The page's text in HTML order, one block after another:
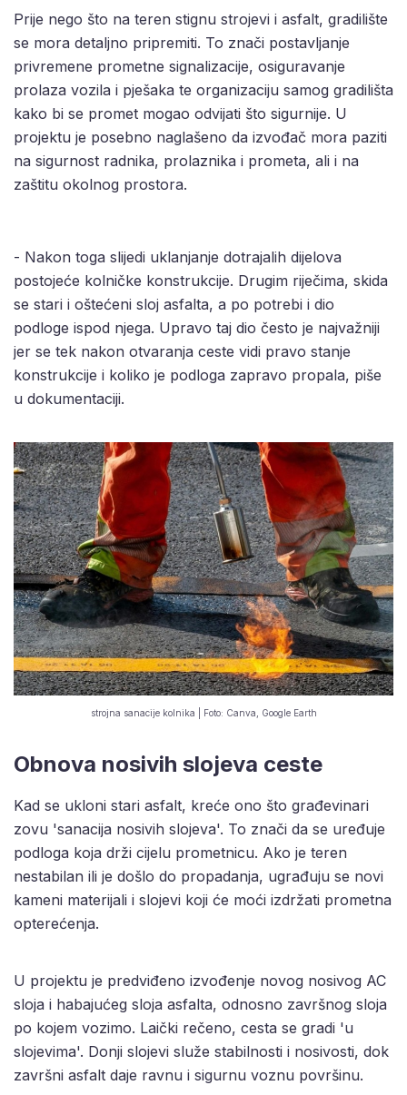
Prije nego što na teren stignu strojevi i asfalt, gradilište
se mora detaljno pripremiti. To znači postavljanje
privremene prometne signalizacije, osiguravanje
prolaza vozila i pješaka te organizaciju samog gradilišta
kako bi se promet mogao odvijati što sigurnije. U
projektu je posebno naglašeno da izvođač mora paziti
na sigurnost radnika, prolaznika i prometa, ali i na
zaštitu okolnog prostora.
- Nakon toga slijedi uklanjanje dotrajalih dijelova
postojeće kolničke konstrukcije. Drugim riječima, skida
se stari i oštećeni sloj asfalta, a po potrebi i dio
podloge ispod njega. Upravo taj dio često je najvažniji
jer se tek nakon otvaranja ceste vidi pravo stanje
konstrukcije i koliko je podloga zapravo propala, piše
u dokumentaciji.
strojna sanacije kolnika | Foto: Canva, Google Earth
Obnova nosivih slojeva ceste
Kad se ukloni stari asfalt, kreće ono što građevinari
zovu 'sanacija nosivih slojeva'. To znači da se uređuje
podloga koja drži cijelu prometnicu. Ako je teren
nestabilan ili je došlo do propadanja, ugrađuju se novi
kameni materijali i slojevi koji će moći izdržati prometna
opterećenja.
U projektu je predviđeno izvođenje novog nosivog AC
sloja i habajućeg sloja asfalta, odnosno završnog sloja
po kojem vozimo. Laički rečeno, cesta se gradi 'u
slojevima'. Donji slojevi služe stabilnosti i nosivosti, dok
završni asfalt daje ravnu i sigurnu voznu površinu.